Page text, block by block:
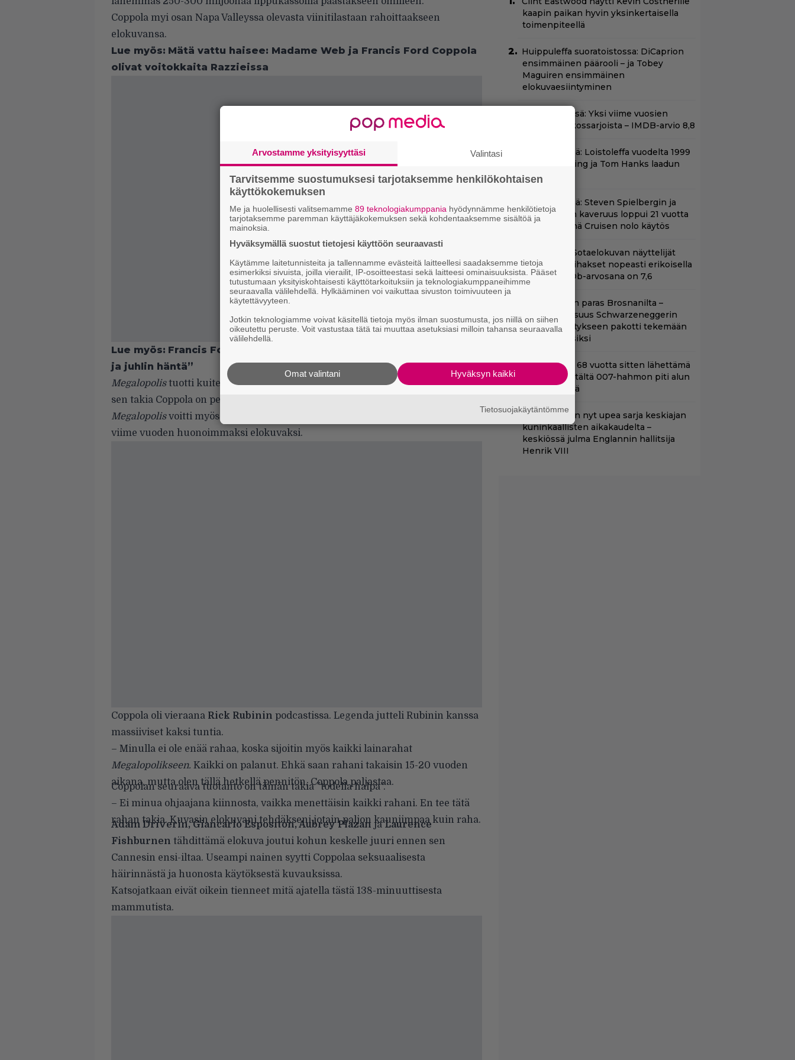
Coppola myi osan Napa Valleyssa olevasta viinitilastaan rahoittaakseen
elokuvansa.
Lue myös: Mätä vattu haisee: Madame Web ja Francis Ford Coppola
olivat voitokkaita Razzieissa
Lue myös: Francis Ford Coppola muistelee Gene Hackmania: ”Suren
ja juhlin häntä”
Megalopolistuotti kuitenkin vain 14,3 miljoonaa dollaria maailmanlaajuisesti, ja
sen takia Coppola on pennitön, eikä voi enää tuottaa itse omia elokuviaan.
Megalopolisvoitti myös vuoden surkimuksille jaettavan Razzien. Se valittiin
viime vuoden huonoimmaksi elokuvaksi.
Coppola oli vieraana Rick Rubinin podcastissa. Legenda jutteli Rubinin kanssa
massiiviset kaksi tuntia.
– Minulla ei ole enää rahaa, koska sijoitin myös kaikki lainarahat
Megalopolikseen. Kaikki on palanut. Ehkä saan rahani takaisin 15-20 vuoden
aikana, mutta olen tällä hetkellä pennitön, Coppola paljastaa.
Coppolan seuraava tuotanto on tämän takia ”todella halpa”.
– Ei minua ohjaajana kiinnosta, vaikka menettäisin kaikki rahani. En tee tätä
rahan takia. Kuvasin elokuvani tehdäkseni jotain paljon kauniimpaa kuin raha.
Adam Driverin, Giancarlo Espositon, Aubrey Plazan jaLaurence
Fishburnen tähdittämä elokuva joutui kohun keskelle juuri ennen sen
Cannesin ensi-iltaa. Useampi nainen syytti Coppolaa seksuaalisesta
häirinnästä ja huonosta käytöksestä kuvauksissa.
Katsojatkaan eivät oikein tienneet mitä ajatella tästä 138-minuuttisesta
mammutista.
kaapin paikan hyvin yksinkertaisella
toimenpiteellä
Huippuleffa suoratoistossa: DiCaprion
ensimmäinen päärooli – ja Tobey
Maguiren ensimmäinen
elokuvaesiintyminen
Nyt Netflixissä: Yksi viime vuosien
parhaista rikossarjoista – IMDB-arvio 8,8
Tänään tv:ssä: Loistoleffa vuodelta 1999
– Stephen King ja Tom Hanks laadun
takeina
Tänään tv:ssä: Steven Spielbergin ja
Tom Cruisen kaveruus loppui 21 vuotta
sitten – Syynä Cruisen nolo käytös
Yöllä tv:ssä: Sotaelokuvan näyttelijät
kasvattivat lihakset nopeasti erikoisella
kikalla – IMDb-arvosana on 7,6
Illan Bond on paras Brosnanilta –
samankaltaisuus Schwarzeneggerin
toimintatykitykseen pakotti tekemään
kässärin uusiksi
Bond-luojan 68 vuotta sitten lähettämä
kirje löytyi – tältä 007-hahmon piti alun
perin näyttää
Netflixissä on nyt upea sarja keskiajan
kuninkaallisten aikakaudelta –
keskiössä julma Englannin hallitsija
Henrik VIII
Arvostamme yksityisyyttäsi Valintasi
Tarvitsemme suostumuksesi tarjotaksemme henkilökohtaisen
käyttökokemuksen
Me ja huolellisesti valitsemamme 89 teknologiakumppania hyödynnämme henkilötietoja
tarjotaksemme paremman käyttäjäkokemuksen sekä kohdentaaksemme sisältöä ja
mainoksia.
Hyväksymällä suostut tietojesi käyttöön seuraavasti
Käytämme laitetunnisteita ja tallennamme evästeitä laitteellesi saadaksemme tietoja
esimerkiksi sivuista, joilla vierailit, IP-osoitteestasi sekä laitteesi ominaisuuksista. Pääset
tutustumaan yksityiskohtaisesti käyttötarkoituksiin ja teknologiakumppaneihimme
seuraavalla välilehdellä. Hylkääminen voi vaikuttaa sivuston toimivuuteen ja
käytettävyyteen.
Jotkin teknologiamme voivat käsitellä tietoja myös ilman suostumusta, jos niillä on siihen
oikeutettu peruste. Voit vastustaa tätä tai muuttaa asetuksiasi milloin tahansa seuraavalla
välilehdellä.
Hyväksyn kaikki
Omat valintani
Tietosuojakäytäntömme